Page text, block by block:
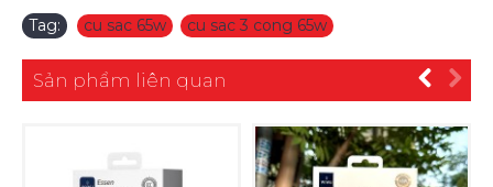
Tag: cu sac 65w cu sac 3 cong 65w
Sản phẩm liên quan